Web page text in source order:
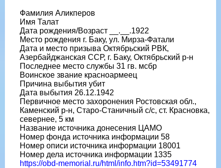
Фамилия Аликперов
Имя Талат
Дата рождения/Возраст __.__.1922
Место рождения г. Баку, ул. Мирза-Фатали
Дата и место призыва Октябрьский РВК,
Азербайджанская ССР, г. Баку, Октябрьский р-н
Последнее место службы 31 гв. мсбр
Воинское звание красноармеец
Причина выбытия убит
Дата выбытия 26.12.1942
Первичное место захоронения Ростовская обл.,
Каменский р-н, Старо-Станичный с/с, ст. Красновка,
севернее, 5 км
Название источника донесения ЦАМО
Номер фонда источника информации 58
Номер описи источника информации 18001
Номер дела источника информации 1335
https://obd-memorial.ru/html/info.htm?id=53491774